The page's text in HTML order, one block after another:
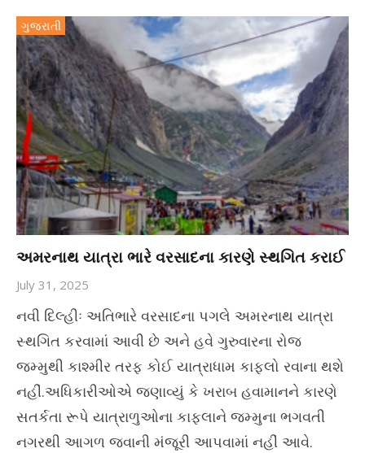
ગુજરાતી
અમરનાથ યાત્રા ભારે વરસાદના કારણે સ્થગિત કરાઈ
July 31, 2025
નવી દિલ્હીઃ અતિભારે વરસાદના પગલે અમરનાથ યાત્રા
સ્થગિત કરવામાં આવી છે અને હવે ગુરુવારના રોજ
જમ્મુથી કાશ્મીર તરફ કોઈ યાત્રાધામ કાફલો રવાના થશે
નહીં.અધિકારીઓએ જણાવ્યું કે ખરાબ હવામાનને કારણે
સતર્કતા રૂપે યાત્રાળુઓના કાફલાને જમ્મુના ભગવતી
નગરથી આગળ જવાની મંજૂરી આપવામાં નહીં આવે.